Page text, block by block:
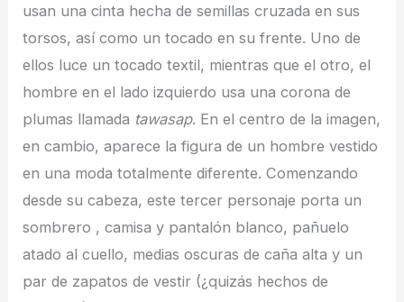
usan una cinta hecha de semillas cruzada en sus
torsos, así como un tocado en su frente. Uno de
ellos luce un tocado textil, mientras que el otro, el
hombre en el lado izquierdo usa una corona de
plumas llamada tawasap. En el centro de la imagen,
en cambio, aparece la figura de un hombre vestido
en una moda totalmente diferente. Comenzando
desde su cabeza, este tercer personaje porta un
sombrero , camisa y pantalón blanco, pañuelo
atado al cuello, medias oscuras de caña alta y un
par de zapatos de vestir (¿quizás hechos de